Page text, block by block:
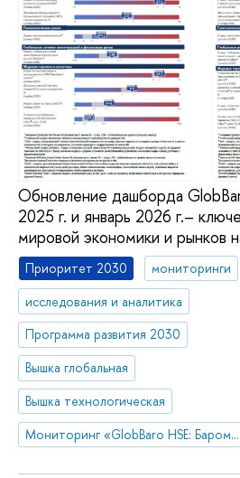
Обновление дашборда
2025 г. и январь 2026 г.–
мировой экономики и рынков
Приоритет 2030
мониторинги
исследования и аналитика
Программа развития 2030
Вышка глобальная
Вышка технологическая
Мониторинг «GlobBaro HSE: Барометр мировой экономики»